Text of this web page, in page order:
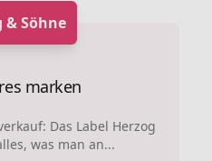
& Söhne
marken
Das Label Herzog
was man an...